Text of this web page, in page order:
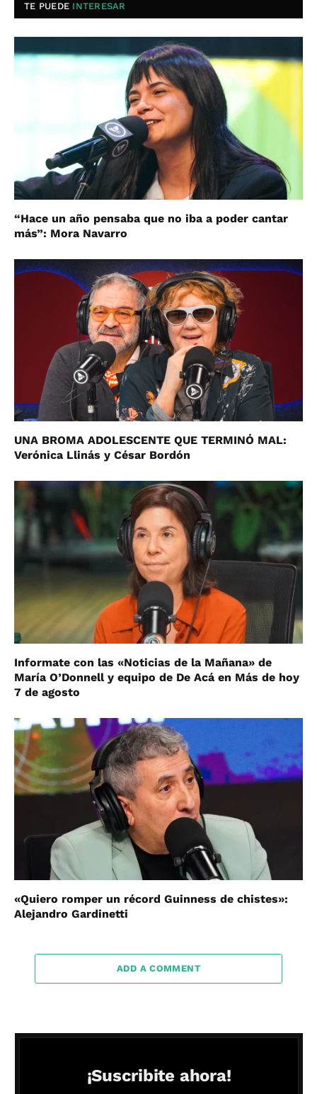
TE PUEDE INTERESAR
“Hace un año pensaba que no iba a poder cantar
más”: Mora Navarro
UNA BROMA ADOLESCENTE QUE TERMINÓ MAL:
Verónica Llinás y César Bordón
Informate con las «Noticias de la Mañana» de
María O’Donnell y equipo de De Acá en Más de hoy
7 de agosto
«Quiero romper un récord Guinness de chistes»:
Alejandro Gardinetti
ADD A COMMENT
¡Suscribite ahora!